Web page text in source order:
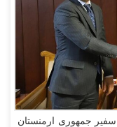
سفیر جمهوری ارمنستان